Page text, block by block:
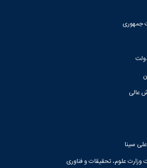
جمهوری
عالی
سینا
وزارت علوم، تحقیقات و فناوری